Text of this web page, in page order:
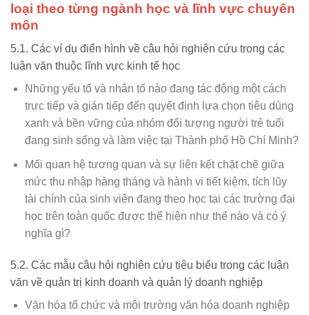
loại theo từng ngành học và lĩnh vực chuyên
môn
5.1. Các ví dụ điển hình về câu hỏi nghiên cứu trong các
luận văn thuộc lĩnh vực kinh tế học
Những yếu tố và nhân tố nào đang tác động một cách
trực tiếp và gián tiếp đến quyết định lựa chọn tiêu dùng
xanh và bền vững của nhóm đối tượng người trẻ tuổi
đang sinh sống và làm việc tại Thành phố Hồ Chí Minh?
Mối quan hệ tương quan và sự liên kết chặt chẽ giữa
mức thu nhập hàng tháng và hành vi tiết kiệm, tích lũy
tài chính của sinh viên đang theo học tại các trường đại
học trên toàn quốc được thể hiện như thế nào và có ý
nghĩa gì?
5.2. Các mẫu câu hỏi nghiên cứu tiêu biểu trong các luận
văn về quản trị kinh doanh và quản lý doanh nghiệp
Văn hóa tổ chức và môi trường văn hóa doanh nghiệp